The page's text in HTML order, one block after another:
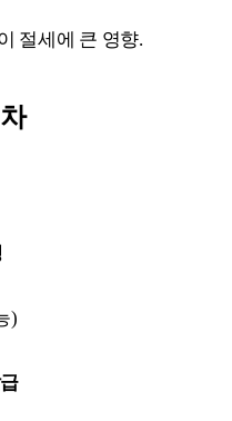
절세에 큰 영향.
)